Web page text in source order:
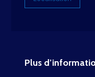
Plus